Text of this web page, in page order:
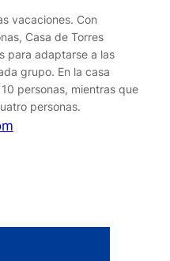
vacaciones. Con
Casa de Torres
para adaptarse a las
grupo. En la casa
personas, mientras que
personas.